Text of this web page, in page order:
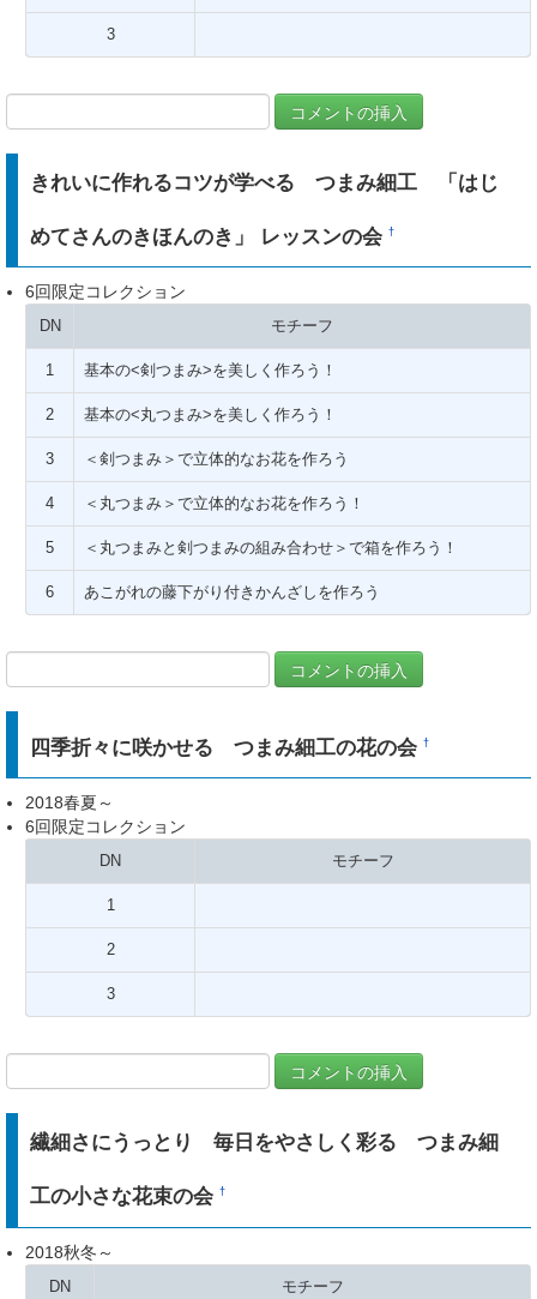
3
きれいに作れるコツが学べる つまみ細工 「はじ
めてさんのきほんのき」 レッスンの会†
6回限定コレクション
DN モチーフ
1 基本の<剣つまみ>を美しく作ろう！
2 基本の<丸つまみ>を美しく作ろう！
3 ＜剣つまみ＞で立体的なお花を作ろう
4 ＜丸つまみ＞で立体的なお花を作ろう！
5 ＜丸つまみと剣つまみの組み合わせ＞で箱を作ろう！
6 あこがれの藤下がり付きかんざしを作ろう
四季折々に咲かせる つまみ細工の花の会†
2018春夏～
6回限定コレクション
DN モチーフ
1
2
3
繊細さにうっとり 毎日をやさしく彩る つまみ細
工の小さな花束の会†
2018秋冬～
DN モチーフ